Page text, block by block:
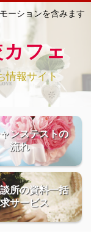
ーションを含みます
フェ
情報サイト
ンステストの
流れ
所の資料一括
サービス